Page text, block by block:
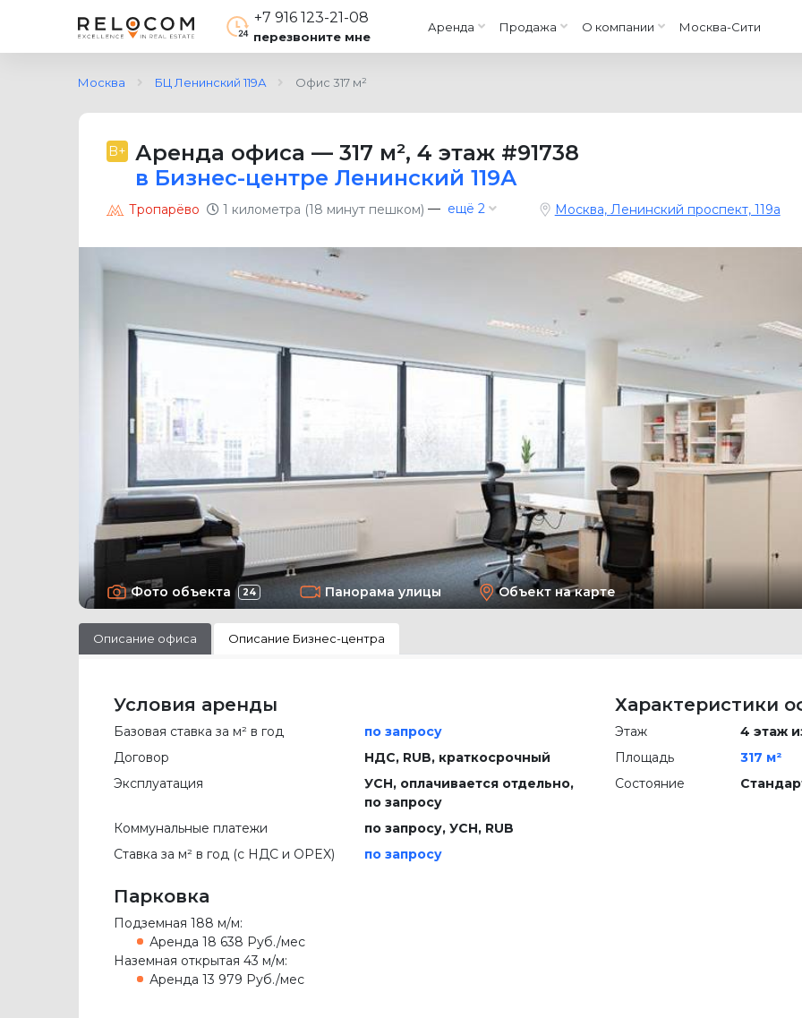
+7 916 123-21-08
перезвоните мне
Аренда Продажа О компании Москва-Сити
Москва БЦ Ленинский 119А Офис 317 м²
B+ Аренда офиса — 317 м², 4 этаж #91738
в Бизнес-центре Ленинский 119А
Тропарёво 1 километра (18 минут пешком) — ещё 2 Москва, Ленинский проспект, 119а
Фото объекта 24 Панорама улицы Объект на карте
Описание офиса Описание Бизнес-центра
Условия аренды
Базовая ставка за м² в год
по запросу
Договор
НДС, RUB, краткосрочный
Эксплуатация
УСН, оплачивается отдельно,
по запросу
Коммунальные платежи
по запросу, УСН, RUB
Ставка за м² в год (c НДС и OPEX)
по запросу
Характеристики
Этаж
4 этаж
Площадь
317 м²
Состояние
Парковка
Подземная 188 м/м:
Аренда 18 638 Руб./мес
Наземная открытая 43 м/м:
Аренда 13 979 Руб./мес